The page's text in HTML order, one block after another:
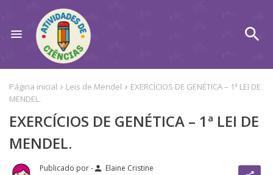
Página inicial Leis de Mendel
EXERCÍCIOS DE GENÉTICA – 1ª LEI DE
MENDEL.
EXERCÍCIOS DE GENÉTICA – 1ª LEI DE
MENDEL.
person Elaine Cristine